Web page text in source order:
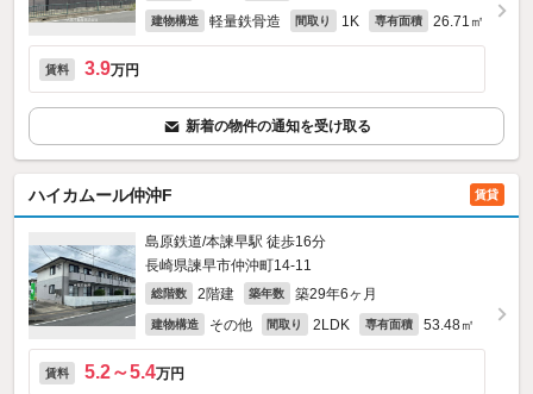
建物構造 軽量鉄骨造 間取り 1K 専有面積 26.71㎡
賃料 3.9万円
新着の物件の通知を受け取る
ハイカムール仲沖F 賃貸
島原鉄道/本諫早駅 徒歩16分
長崎県諫早市仲沖町14-11
総階数 2階建 築年数 築29年6ヶ月
建物構造 その他 間取り 2LDK 専有面積 53.48㎡
賃料 5.2～5.4万円